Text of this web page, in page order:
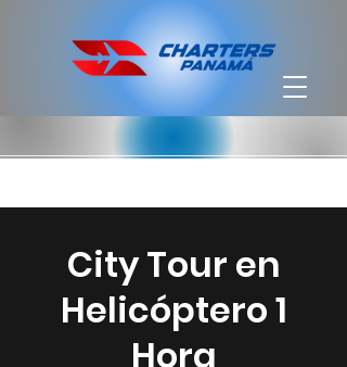
City Tour en
Helicóptero 1
Hora